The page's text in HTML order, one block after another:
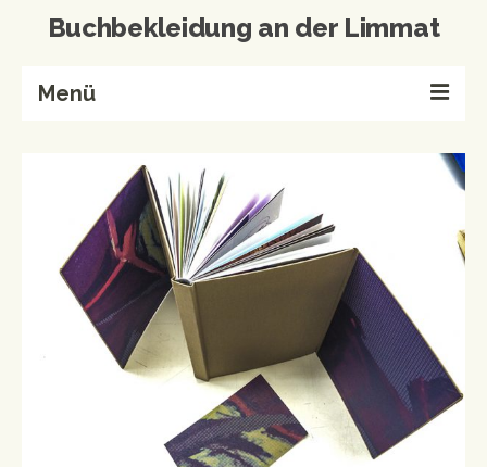
Buchbekleidung an der Limmat
Menü
Buchbinderei
Referenzen
Wissenswertes
Kontakt
Produkte von A-Z
Events & Workshops